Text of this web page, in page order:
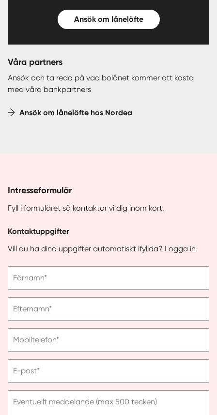
Ansök om lånelöfte
Våra partners
Ansök och ta reda på vad bolånet kommer att kosta
med våra bankpartners
Ansök om lånelöfte hos Nordea
Intresseformulär
Fyll i formuläret så kontaktar vi dig inom kort.
Kontaktuppgifter
Vill du ha dina uppgifter automatiskt ifyllda? Logga in
ange
Förnamn*
ange
Efternamn*
ange
Mobiltelefon*
ange
post
E-post*
Eventuellt meddelande (max 500 tecken)